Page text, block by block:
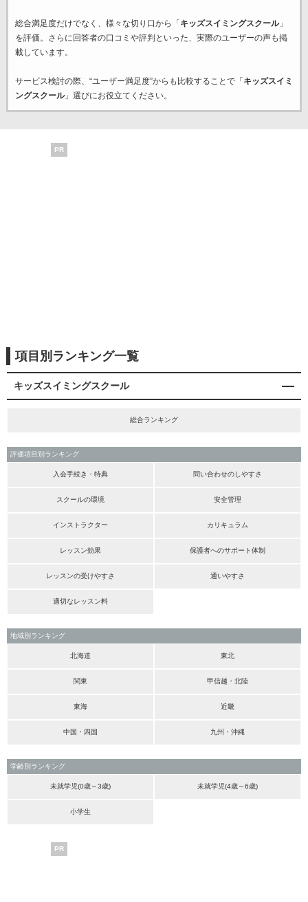
総合満足度だけでなく、様々な切り口から「 キッズスイミングスクール」
を評価。さらに回答者の口コミや評判といった、実際のユーザーの声も掲
載しています。
サービス検討の際、“ユーザー満足度”からも比較することで「 キッズスイミ
ングスクール」選びにお役立てください。
PR
項目別ランキング一覧
キッズスイミングスクール
総合ランキング
評価項目別ランキング
入会手続き・特典 問い合わせのしやすさ
スクールの環境 安全管理
インストラクター カリキュラム
レッスン効果 保護者へのサポート体制
レッスンの受けやすさ 通いやすさ
適切なレッスン料
地域別ランキング
北海道 東北
関東 甲信越・北陸
東海 近畿
中国・四国 九州・沖縄
学齢別ランキング
未就学児(0歳～3歳) 未就学児(4歳～6歳)
小学生
PR